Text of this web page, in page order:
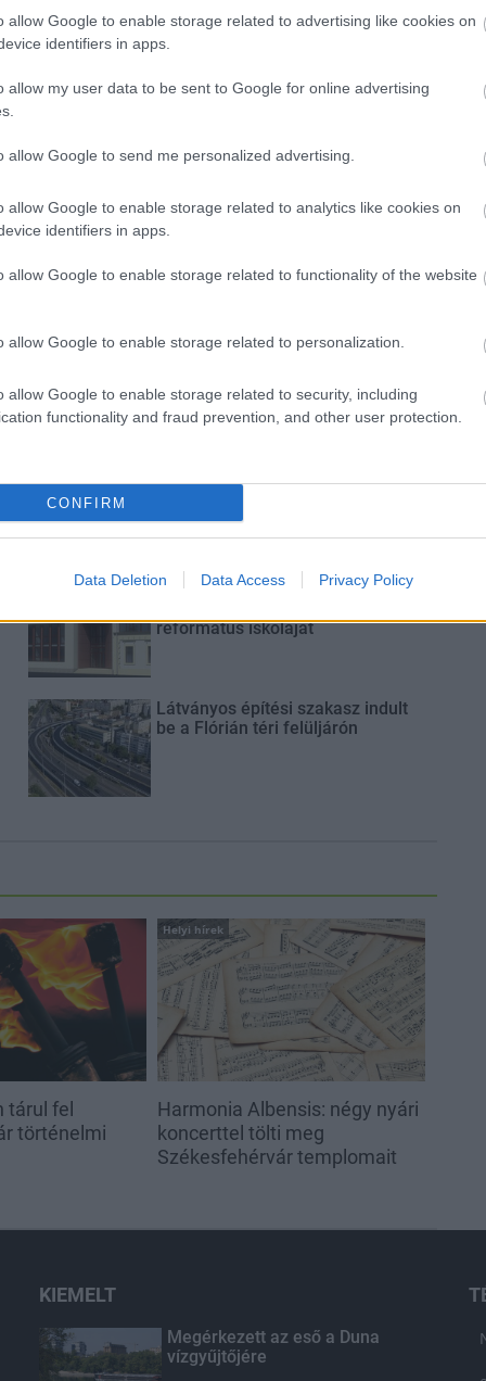
allow Google to enable storage related to advertising like cookies on
identifiers in apps.
allow my user data to be sent to Google for online advertising
allow Google to send me personalized advertising.
allow Google to enable storage related to analytics like cookies on
identifiers in apps.
allow Google to enable storage related to functionality of the website
allow Google to enable storage related to personalization.
allow Google to enable storage related to security, including
functionality and fraud prevention, and other user protection.
CONFIRM
Data Deletion Data Access Privacy Policy
korban hajózható Sárvíz folyó mellett feltárt
kori épületről előkerült leletanyagból adnak
Szent István Király Múzeum
M1 bővítés: már zajlik a teljesen új
csomópont épül Angyalföldön
Másfélszeresére bővítik
református iskoláját
Látványos építési szakasz indult
be a Flórián téri felüljárón
tárul fel
történelmi
Helyi hírek
Harmonia Albensis: négy nyári
koncerttel tölti meg
Székesfehérvár templomait
KIEMELT
Megérkezett az eső a Duna
vízgyűjtőjére